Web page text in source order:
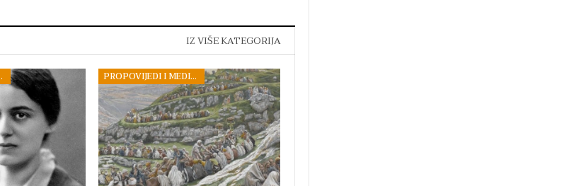
IZ VIŠE KATEGORIJA
PROPOVIJEDI I MEDITACIJE